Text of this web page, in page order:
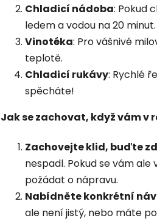
Chladicí nádoba: Pokud
ledem a vodou na 20 minut.
Vinotéka: Pro vášnivé
teplotě.
Chladicí rukávy: Rychlé
spěcháte!
Jak se zachovat, když vám v
Zachovejte klid, buďte
nespadl. Pokud se vám
požádat o nápravu.
Nabídněte konkrétní
ale není jistý, nebo máte